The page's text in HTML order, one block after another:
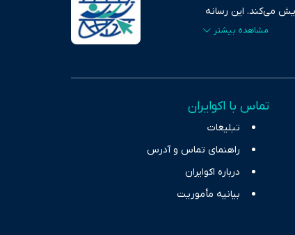
می‌کند. این رسانه
بازارهای مالی،
اثرگذار بر
تماس با اکوایران
تبلیغات
راهنمای تماس و آدرس
درباره اکوایران
بیانیه مأموریت